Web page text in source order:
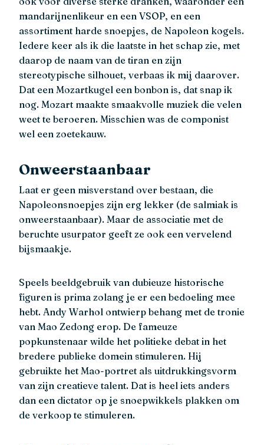
mandarijnenlikeur en een VSOP, en een
assortiment harde snoepjes, de Napoleon kogels.
Iedere keer als ik die laatste in het schap zie, met
daarop de naam van de tiran en zijn
stereotypische silhouet, verbaas ik mij daarover.
Dat een Mozartkugel een bonbon is, dat snap ik
nog. Mozart maakte smaakvolle muziek die velen
weet te beroeren. Misschien was de componist
wel een zoetekauw.
Onweerstaanbaar
Laat er geen misverstand over bestaan, die
Napoleonsnoepjes zijn erg lekker (de salmiak is
onweerstaanbaar). Maar de associatie met de
beruchte usurpator geeft ze ook een vervelend
bijsmaakje.
Speels beeldgebruik van dubieuze historische
figuren is prima zolang je er een bedoeling mee
hebt. Andy Warhol ontwierp behang met de tronie
van Mao Zedong erop. De fameuze
popkunstenaar wilde het politieke debat in het
bredere publieke domein stimuleren. Hij
gebruikte het Mao-portret als uitdrukkingsvorm
van zijn creatieve talent. Dat is heel iets anders
dan een dictator op je snoepwikkels plakken om
de verkoop te stimuleren.